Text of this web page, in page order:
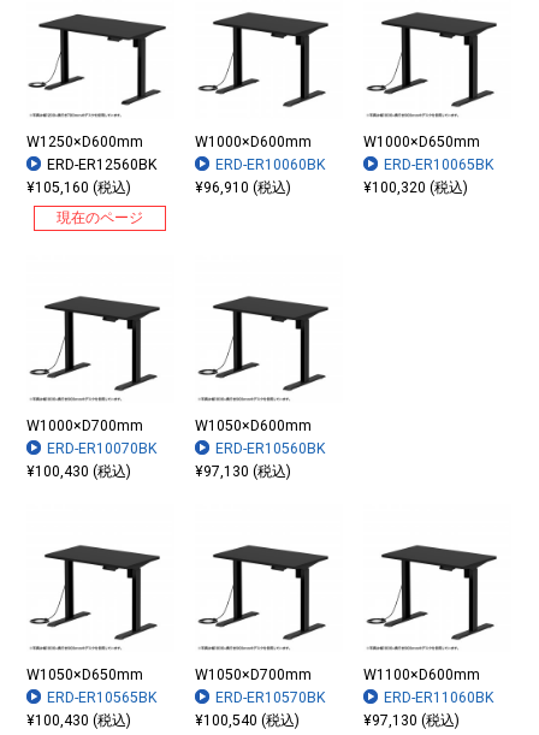
W1250×D600mm
ERD-ER12560BK
¥105,160 (税込)
現在のページ
W1000×D600mm
ERD-ER10060BK
¥96,910 (税込)
W1000×D650mm
ERD-ER10065BK
¥100,320 (税込)
W1000×D700mm
ERD-ER10070BK
¥100,430 (税込)
W1050×D600mm
ERD-ER10560BK
¥97,130 (税込)
W1050×D650mm
ERD-ER10565BK
¥100,430 (税込)
W1050×D700mm
ERD-ER10570BK
¥100,540 (税込)
W1100×D600mm
ERD-ER11060BK
¥97,130 (税込)